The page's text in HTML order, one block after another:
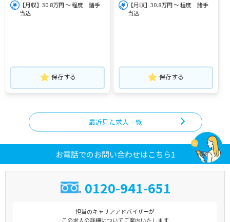
【月収】30.8万円 ～ 程度 諸手
当込
保存する
【月収】30.8万円 ～ 程度 諸手
当込
保存する
最近見た求人一覧
お電話でのお問い合わせはこちら1
0120-941-651
担当のキャリアアドバイザーが
この求人の詳細についてご案内いたします